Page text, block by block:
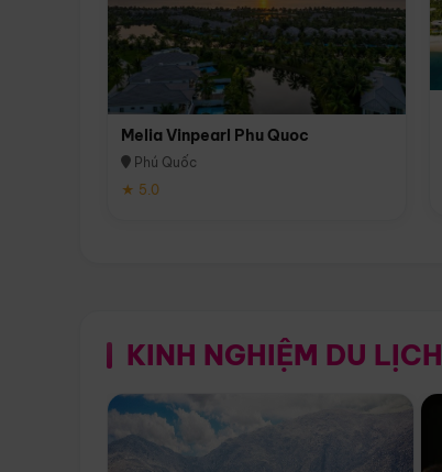
Melia Vinpearl Phu Quoc
Phú Quốc
★ 5.0
KINH NGHIỆM DU LỊCH